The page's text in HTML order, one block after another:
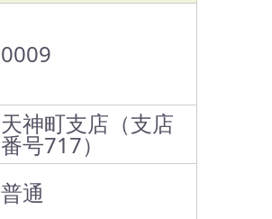
0009
天神町支店（支店
番号717）
普通